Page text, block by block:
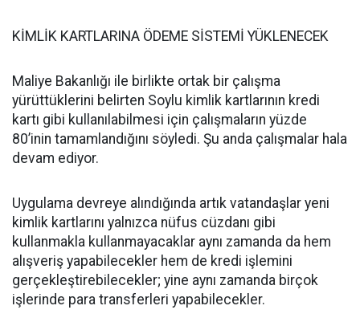
KİMLİK KARTLARINA ÖDEME SİSTEMİ YÜKLENECEK
Maliye Bakanlığı ile birlikte ortak bir çalışma
yürüttüklerini belirten Soylu kimlik kartlarının kredi
kartı gibi kullanılabilmesi için çalışmaların yüzde
80’inin tamamlandığını söyledi. Şu anda çalışmalar hala
devam ediyor.
Uygulama devreye alındığında artık vatandaşlar yeni
kimlik kartlarını yalnızca nüfus cüzdanı gibi
kullanmakla kullanmayacaklar aynı zamanda da hem
alışveriş yapabilecekler hem de kredi işlemini
gerçekleştirebilecekler; yine aynı zamanda birçok
işlerinde para transferleri yapabilecekler.